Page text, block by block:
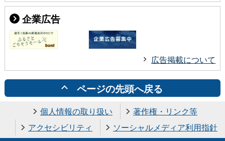
企業広告
広告掲載について
ページの先頭へ戻る
個人情報の取り扱い
著作権・リンク等
アクセシビリティ
ソーシャルメディア利用指針